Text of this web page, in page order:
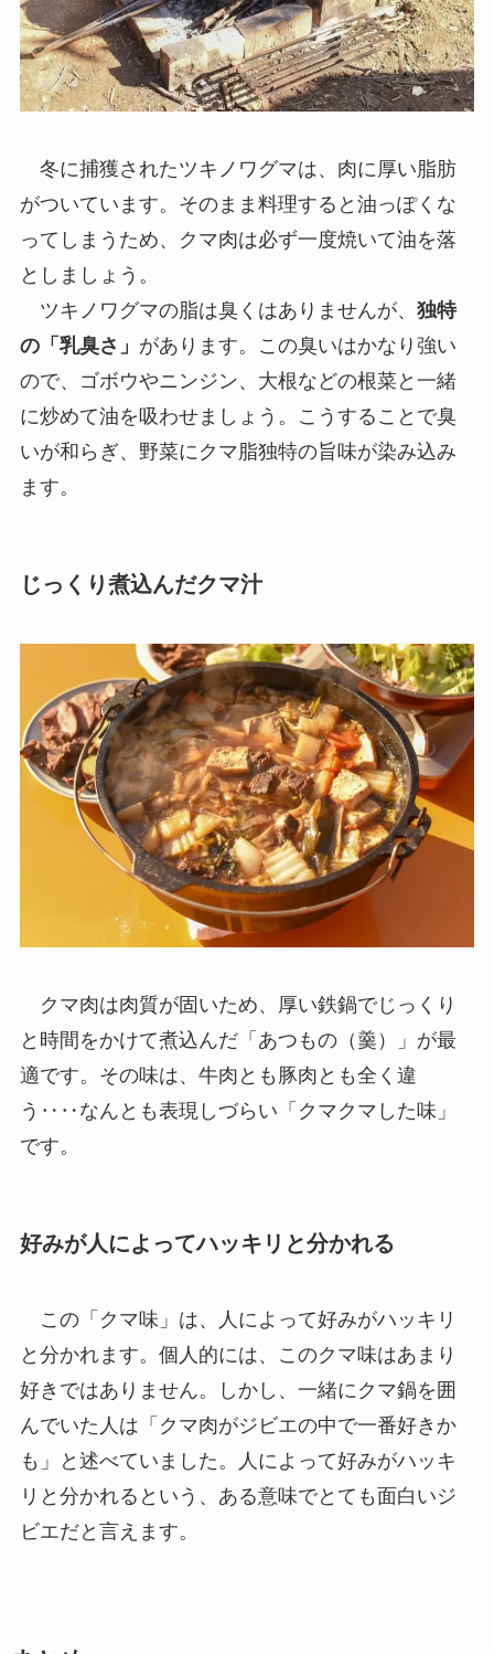
冬に捕獲されたツキノワグマは、肉に厚い脂肪
がついています。そのまま料理すると油っぽくな
ってしまうため、クマ肉は必ず一度焼いて油を落
としましょう。
ツキノワグマの脂は臭くはありませんが、 独特
の「乳臭さ」 があります。この臭いはかなり強い
ので、ゴボウやニンジン、大根などの根菜と一緒
に炒めて油を吸わせましょう。こうすることで臭
いが和らぎ、野菜にクマ脂独特の旨味が染み込み
ます。
じっくり煮込んだクマ汁
クマ肉は肉質が固いため、厚い鉄鍋でじっくり
と時間をかけて煮込んだ「あつもの（羹）」が最
適です。その味は、牛肉とも豚肉とも全く違
う‥‥なんとも表現しづらい「クマクマした味」
です。
好みが人によってハッキリと分かれる
この「クマ味」は、人によって好みがハッキリ
と分かれます。個人的には、このクマ味はあまり
好きではありません。しかし、一緒にクマ鍋を囲
んでいた人は「クマ肉がジビエの中で一番好きか
も」と述べていました。人によって好みがハッキ
リと分かれるという、ある意味でとても面白いジ
ビエだと言えます。